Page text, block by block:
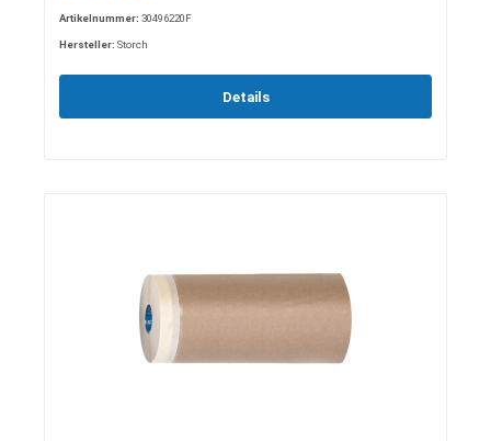
Artikelnummer: 30496220F
Hersteller: Storch
Details